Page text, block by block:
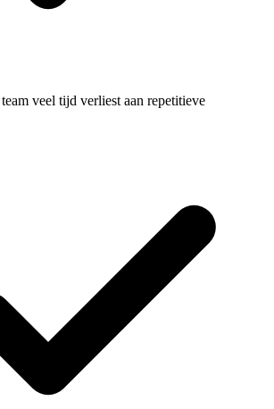
veel tijd verliest aan repetitieve